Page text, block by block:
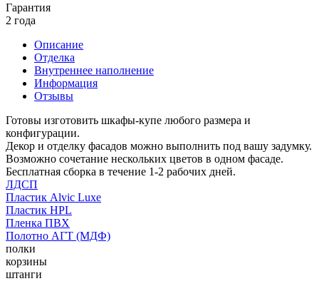
Гарантия
2 года
Описание
Отделка
Внутреннее наполнение
Информация
Отзывы
Готовы изготовить шкафы-купе любого размера и
конфигурации.
Декор и отделку фасадов можно выполнить под вашу задумку.
Возможно сочетание нескольких цветов в одном фасаде.
Бесплатная сборка в течение 1-2 рабочих дней.
ЛДСП
Пластик Alvic Luxe
Пластик HPL
Пленка ПВХ
Полотно АГТ (МДФ)
полки
корзины
штанги